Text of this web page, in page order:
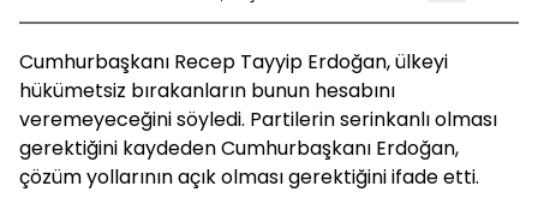
Cumhurbaşkanı Recep Tayyip Erdoğan, ülkeyi
hükümetsiz bırakanların bunun hesabını
veremeyeceğini söyledi. Partilerin serinkanlı olması
gerektiğini kaydeden Cumhurbaşkanı Erdoğan,
çözüm yollarının açık olması gerektiğini ifade etti.